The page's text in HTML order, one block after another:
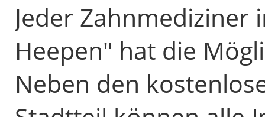
Jeder
Heepen" hat die
Neben den